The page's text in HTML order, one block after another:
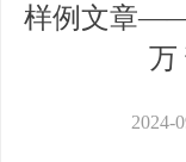
样例文章
万
2024-